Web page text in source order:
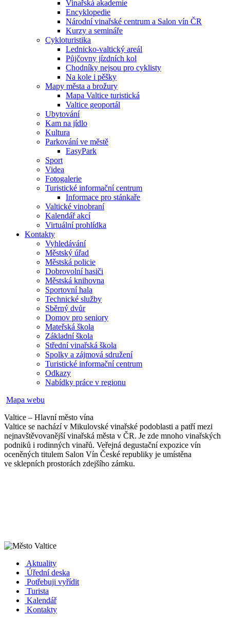
Vinařská akademie
Encyklopedie
Národní vinařské centrum a Salon vín ČR
Kurzy a semináře
Cykloturistika
Lednicko-valtický areál
Půjčovny jízdních kol
Chodníky nejsou pro cyklisty
Na kole i pěšky
Mapy města a brožury
Mapa Valtice turistická
Valtice geoportál
Ubytování
Kam na jídlo
Kultura
Parkování ve městě
EasyPark
Sport
Videa
Fotogalerie
Turistické informační centrum
Informace pro stánkaře
Valtické vinobraní
Kalendář akcí
Virtuální prohlídka
Kontakty
Vyhledávání
Městský úřad
Městská policie
Dobrovolní hasiči
Městská knihovna
Sportovní hala
Technické služby
Sběrný dvůr
Domov pro seniory
Mateřská škola
Základní škola
Střední vinařská škola
Spolky a zájmová sdružení
Turistické informační centrum
Odkazy
Nabídky práce v regionu
Mapa webu
Valtice – Hlavní město vína
Valtice se nachází v Mikulovské vinařské podoblasti a patří mezi
nejnavštěvovanější vinařská města v ČR. Je zde mnoho vinařských
podniků i rodinných vinařů. Veřejná degustační expozice vín
oceněných titulem Salon Vín České republiky je umístěna
ve sklepních prostorách zdejšího zámku.
Aktuality
Úřední deska
Potřebuji vyřídit
Turista
Kalendář
Kontakty